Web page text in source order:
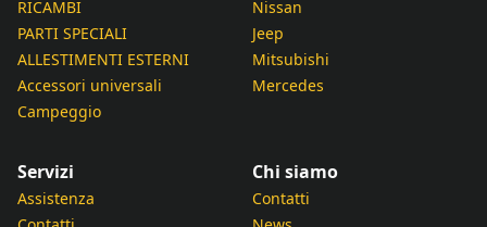
RICAMBI
PARTI SPECIALI
ALLESTIMENTI ESTERNI
Accessori universali
Campeggio
Nissan
Jeep
Mitsubishi
Mercedes
Servizi
Assistenza
Chi siamo
Contatti